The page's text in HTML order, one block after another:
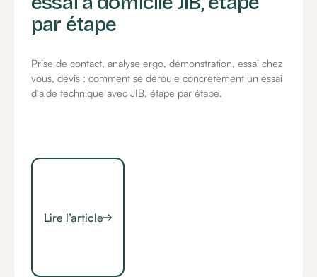
par étape
Prise de contact, analyse ergo, démonstration, essai chez
vous, devis : comment se déroule concrètement un essai
d'aide technique avec JIB, étape par étape.
Lire l’article